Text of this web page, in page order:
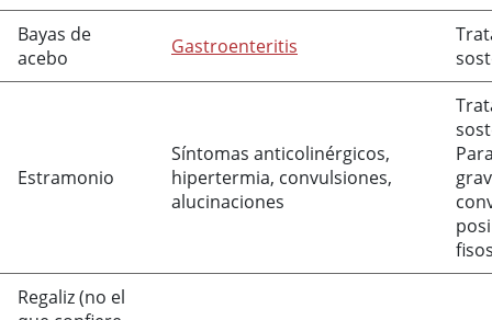
Bayas de
acebo
Gastroenteritis
Estramonio
Síntomas anticolinérgicos,
hipertermia, convulsiones,
alucinaciones
Regaliz (no el